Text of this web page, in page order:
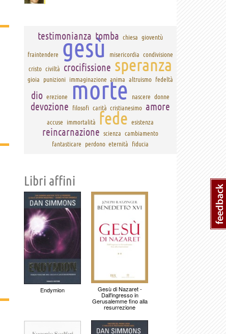
testimonianza tomba chiesa gioventù
fraintendere gesù misericordia condivisione
cristo civiltà crocifissione speranza
gioia punizioni immaginazione anima altruismo fedeltà
dio erezione morte nascere donne
devozione filosofi carità cristianesimo amore
accuse immortalità fede esistenza
reincarnazione scienza cambiamento
fantasticare
perdono eternità fiducia
Libri affini
Endymion Gesù di Nazaret -
Dall'ingresso in
Gerusalemme fino alla
resurrezione